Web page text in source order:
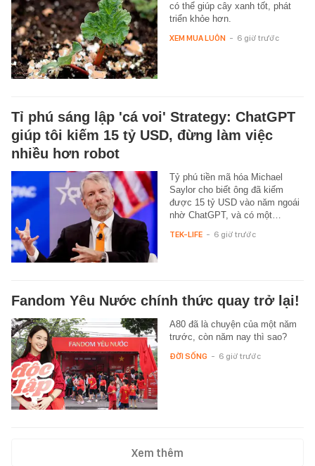
có thể giúp cây xanh tốt, phát
triển khỏe hơn.
XEM MUA LUÔN - 6 giờ trước
Tỉ phú sáng lập 'cá voi' Strategy: ChatGPT
giúp tôi kiếm 15 tỷ USD, đừng làm việc
nhiều hơn robot
Tỷ phú tiền mã hóa Michael
Saylor cho biết ông đã kiếm
được 15 tỷ USD vào năm ngoái
nhờ ChatGPT, và có một…
TEK-LIFE - 6 giờ trước
Fandom Yêu Nước chính thức quay trở lại!
A80 đã là chuyện của một năm
trước, còn năm nay thì sao?
ĐỜI SỐNG - 6 giờ trước
Xem thêm